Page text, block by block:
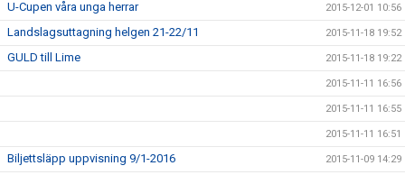
U-Cupen våra unga herrar 2015-12-01 10:56
Landslagsuttagning helgen 21-22/11 2015-11-18 19:52
GULD till Lime 2015-11-18 19:22
2015-11-11 16:56
2015-11-11 16:55
2015-11-11 16:51
Biljettsläpp uppvisning 9/1-2016 2015-11-09 14:29